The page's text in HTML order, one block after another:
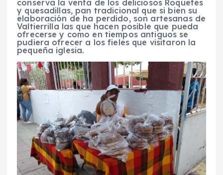
conserva la venta de los deliciosos Roquetes
y quesadillas, pan tradicional que si bien su
elaboración de ha perdido, son artesanas de
Valtierrilla las que hacen posible que pueda
ofrecerse y como en tiempos antiguos se
pudiera ofrecer a los fieles que visitaron la
pequeña iglesia.